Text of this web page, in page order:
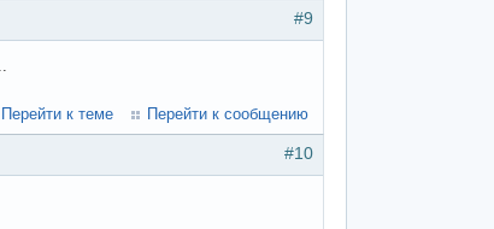
#9
Перейти к теме Перейти к сообщению
#10